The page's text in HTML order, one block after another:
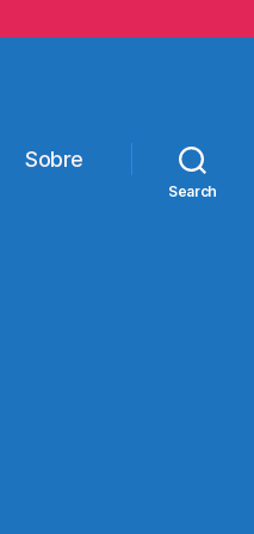
Sobre
Search